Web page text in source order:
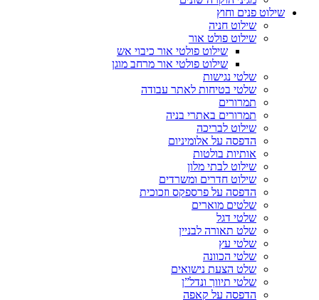
שילוט פנים וחוץ
שילוט חניה
שילוט פולט אור
שילוט פולטי אור כיבוי אש
שילוט פולטי אור מרחב מוגן
שלטי נגישות
שלטי בטיחות לאתר עבודה
תמרורים
תמרורים באתרי בניה
שילוט לבריכה
הדפסה על אלומיניום
אותיות בולטות
שילוט לבתי מלון
שילוט חדרים ומשרדים
הדפסה על פרספקס וזכוכית
שלטים מוארים
שלטי דגל
שלט תאורה לבניין
שלטי עץ
שלטי הכוונה
שלט הצעת נישואים
שלטי תיווך ונדל”ן
הדפסה על קאפה